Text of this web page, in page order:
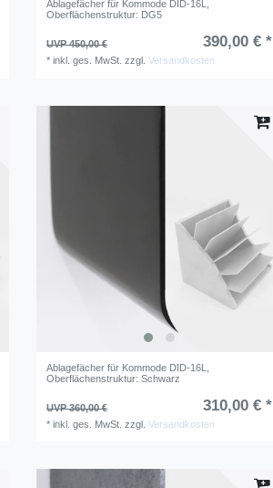
Ablagefächer für Kommode DID-16L
Oberflächenstruktur: DG5
UVP 450,00 € 390,00 € *
*inkl. ges. MwSt. zzgl.Versandkosten
Ablagefächer für Kommode DID-16L
Oberflächenstruktur: Schwarz
UVP 360,00 € 310,00 € *
*inkl. ges. MwSt. zzgl.Versandkosten